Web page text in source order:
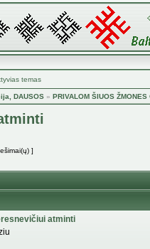
temas
DAUSOS » PRIVALOM ŠIUOS ŽMONES
]
atminti